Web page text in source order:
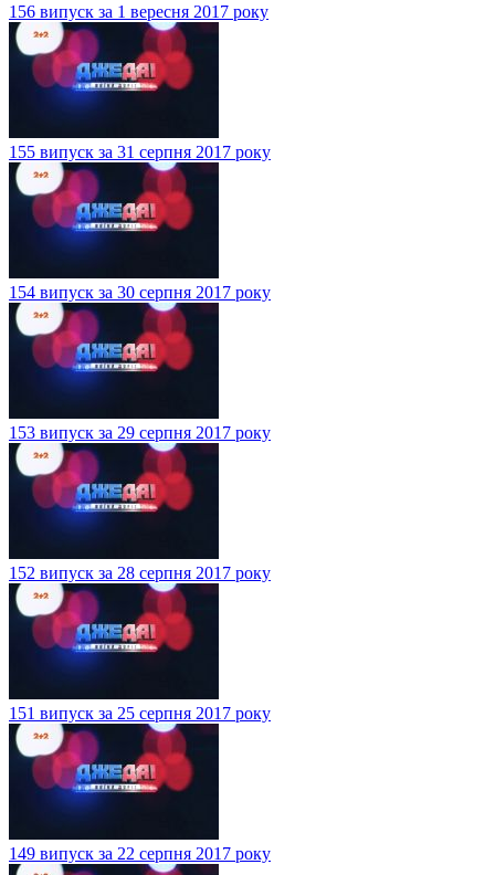
156 випуск за 1 вересня 2017 року
155 випуск за 31 серпня 2017 року
154 випуск за 30 серпня 2017 року
153 випуск за 29 серпня 2017 року
152 випуск за 28 серпня 2017 року
151 випуск за 25 серпня 2017 року
149 випуск за 22 серпня 2017 року